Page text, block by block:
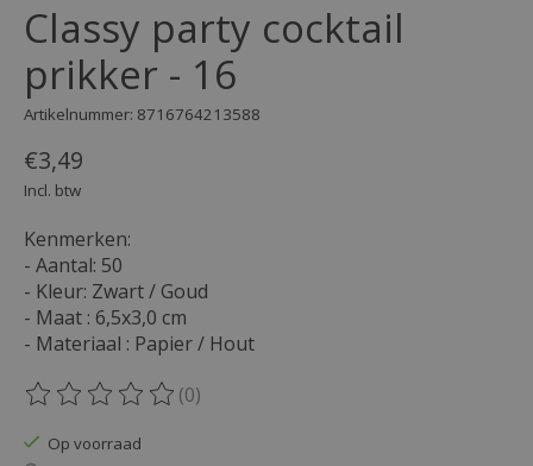
Classy party cocktail
prikker - 16
Artikelnummer: 8716764213588
€3,49
Incl. btw
Kenmerken:
- Aantal: 50
- Kleur: Zwart / Goud
- Maat : 6,5x3,0 cm
- Materiaal : Papier / Hout
De beoordeling van dit product is
(0)
Op voorraad